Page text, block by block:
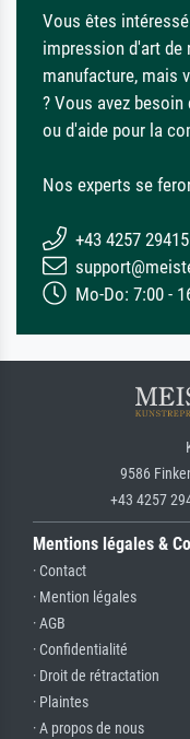
Vous êtes
impression d'art de
manufacture, mais
? Vous avez
ou d'aide pour la
Nos experts se
+43 4257 29415
Mo-Do: 7:00 -
9586
+43 4257
Mentions légales &
· Contact
· Mention légales
· AGB
· Confidentialité
· Droit de rétractation
· Plaintes
· A propos de nous